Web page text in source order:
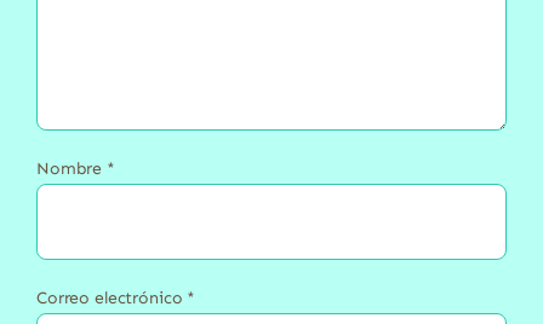
Nombre *
Correo electrónico *